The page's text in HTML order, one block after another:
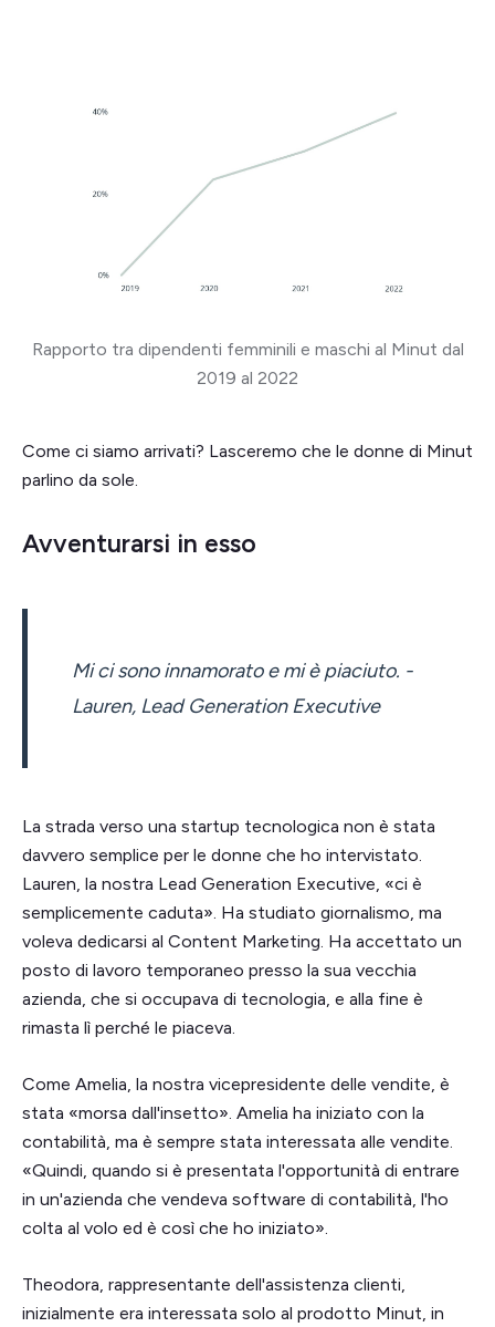
Rapporto tra dipendenti femminili e maschi al Minut dal
2019 al 2022
Come ci siamo arrivati? Lasceremo che le donne di Minut
parlino da sole.
Avventurarsi in esso
Mi ci sono innamorato e mi è piaciuto. -
Lauren, Lead Generation Executive
La strada verso una startup tecnologica non è stata
davvero semplice per le donne che ho intervistato.
Lauren, la nostra Lead Generation Executive, «ci è
semplicemente caduta». Ha studiato giornalismo, ma
voleva dedicarsi al Content Marketing. Ha accettato un
posto di lavoro temporaneo presso la sua vecchia
azienda, che si occupava di tecnologia, e alla fine è
rimasta lì perché le piaceva.
Come Amelia, la nostra vicepresidente delle vendite, è
stata «morsa dall'insetto». Amelia ha iniziato con la
contabilità, ma è sempre stata interessata alle vendite.
«Quindi, quando si è presentata l'opportunità di entrare
in un'azienda che vendeva software di contabilità, l'ho
colta al volo ed è così che ho iniziato».
Theodora, rappresentante dell'assistenza clienti,
inizialmente era interessata solo al prodotto Minut, in